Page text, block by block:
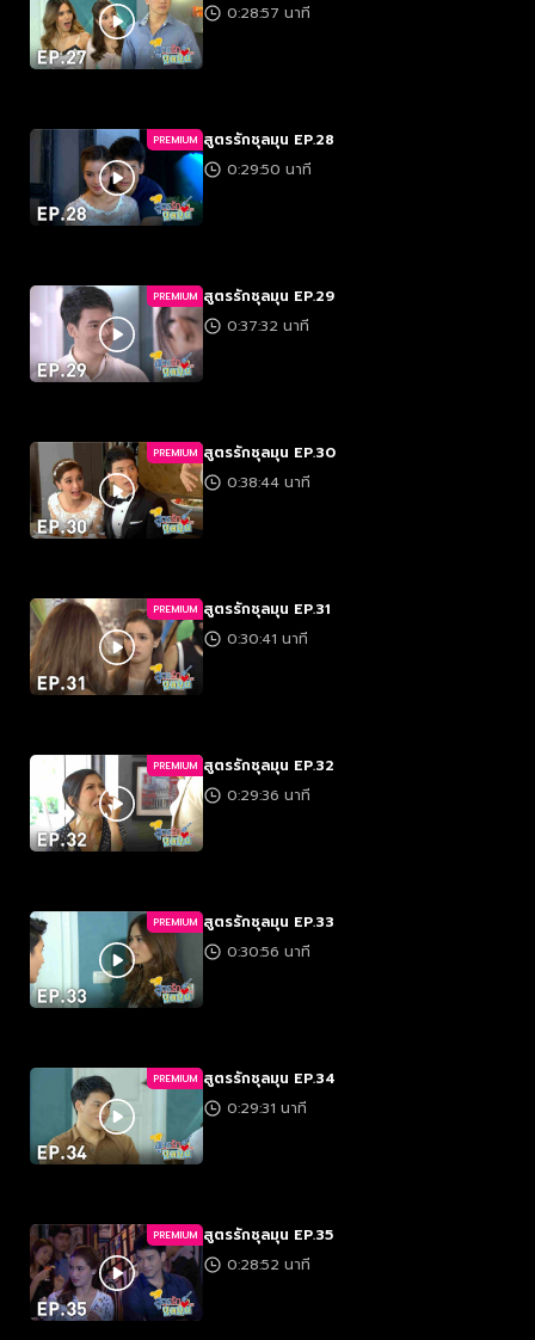
0:28:57 นาที
PREMIUM สูตรรักชุลมุน EP.28
0:29:50 นาที
PREMIUM สูตรรักชุลมุน EP.29
0:37:32 นาที
PREMIUM สูตรรักชุลมุน EP.30
0:38:44 นาที
PREMIUM สูตรรักชุลมุน EP.31
0:30:41 นาที
PREMIUM สูตรรักชุลมุน EP.32
0:29:36 นาที
PREMIUM สูตรรักชุลมุน EP.33
0:30:56 นาที
PREMIUM สูตรรักชุลมุน EP.34
0:29:31 นาที
PREMIUM สูตรรักชุลมุน EP.35
0:28:52 นาที